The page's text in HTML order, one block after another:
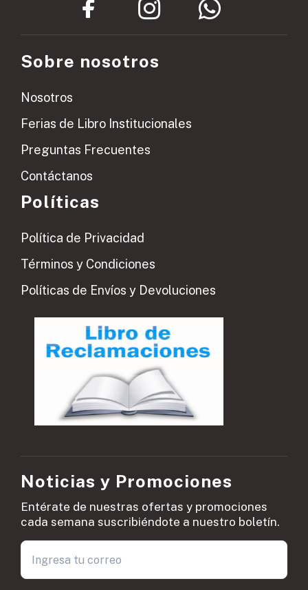
Sobre nosotros
Nosotros
Ferias de Libro Institucionales
Preguntas Frecuentes
Contáctanos
Políticas
Política de Privacidad
Términos y Condiciones
Políticas de Envíos y Devoluciones
Noticias y Promociones
Entérate de nuestras ofertas y promociones
cada semana suscribiéndote a nuestro boletín.